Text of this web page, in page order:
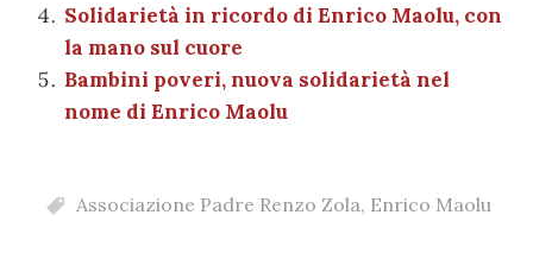
Solidarietà in ricordo di Enrico Maolu, con
la mano sul cuore
Bambini poveri, nuova solidarietà nel
nome di Enrico Maolu
Associazione Padre Renzo Zola, Enrico Maolu